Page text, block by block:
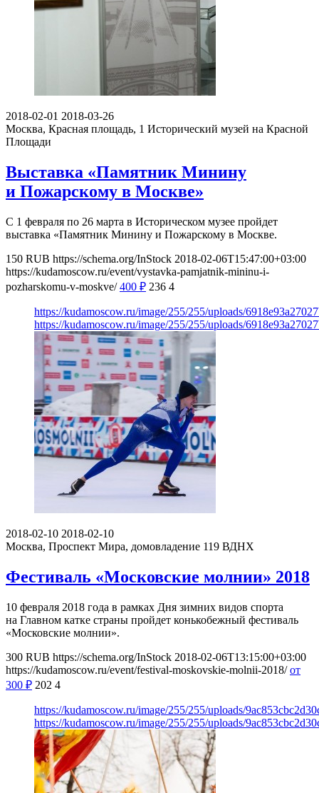
2018-02-01 2018-03-26
Москва, Красная площадь, 1 Исторический музей на Красной
Площади
Выставка «Памятник Минину
и Пожарскому в Москве»
С 1 февраля по 26 марта в Историческом музее пройдет
выставка «Памятник Минину и Пожарскому в Москве.
150 RUB https://schema.org/InStock 2018-02-06T15:47:00+03:00
https://kudamoscow.ru/event/vystavka-pamjatnik-mininu-i-
pozharskomu-v-moskve/ 400 ₽ 236 4
https://kudamoscow.ru/image/255/255/uploads/
https://kudamoscow.ru/image/255/255/uploads/
2018-02-10 2018-02-10
Москва, Проспект Мира, домовладение 119 ВДНХ
Фестиваль «Московские молнии» 2018
10 февраля 2018 года в рамках Дня зимних видов спорта
на Главном катке страны пройдет конькобежный фестиваль
«Московские молнии».
300 RUB https://schema.org/InStock 2018-02-06T13:15:00+03:00
https://kudamoscow.ru/event/festival-moskovskie-molnii-2018/ от
300 ₽ 202 4
https://kudamoscow.ru/image/255/255/uploads/
https://kudamoscow.ru/image/255/255/uploads/